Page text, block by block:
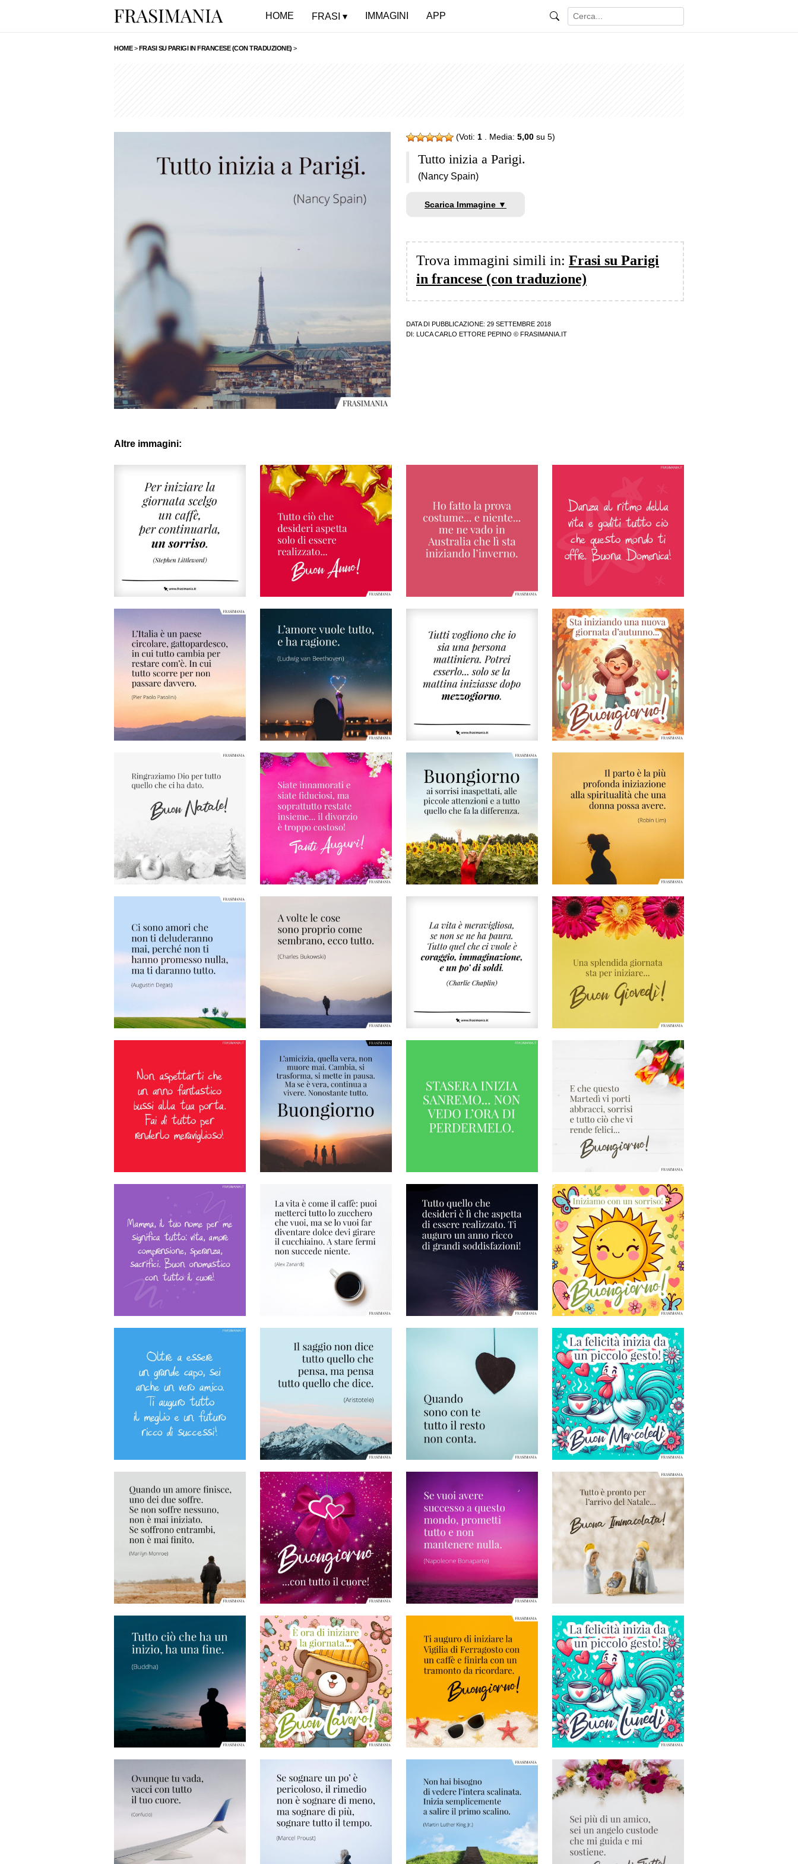
HOME FRASI IMMAGINI APP
HOME>FRASI SU PARIGI IN FRANCESE (CON TRADUZIONE) >
(Voti: 1 . Media: 5,00 su 5)
Tutto inizia a Parigi.
(Nancy Spain)
Scarica Immagine ▼
Trova immagini simili in: Frasi su Parigi
in francese (con traduzione)
DATA DI PUBBLICAZIONE: 29 SETTEMBRE 2018
DI:
LUCA CARLO ETTORE PEPINO © FRASIMANIA.IT
Altre immagini: